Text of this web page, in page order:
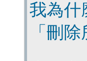
我為什
「刪